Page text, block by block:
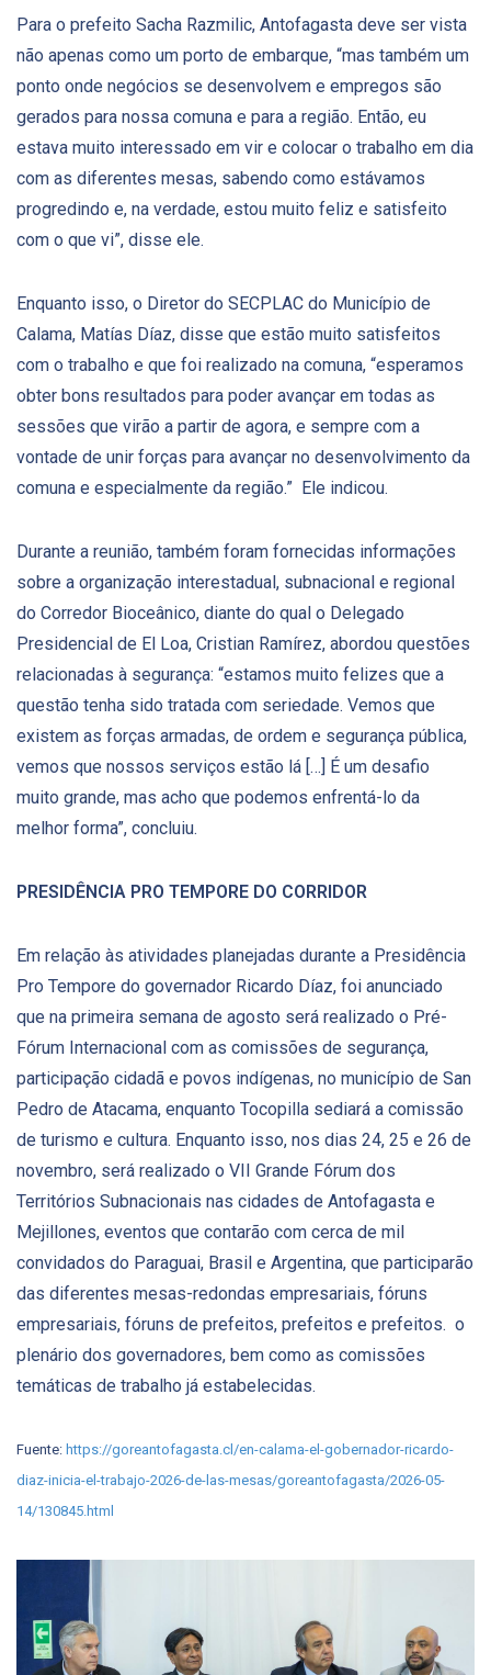
Para o prefeito Sacha Razmilic, Antofagasta deve ser vista
não apenas como um porto de embarque, “mas também um
ponto onde negócios se desenvolvem e empregos são
gerados para nossa comuna e para a região. Então, eu
estava muito interessado em vir e colocar o trabalho em dia
com as diferentes mesas, sabendo como estávamos
progredindo e, na verdade, estou muito feliz e satisfeito
com o que vi”, disse ele.
Enquanto isso, o Diretor do SECPLAC do Município de
Calama, Matías Díaz, disse que estão muito satisfeitos
com o trabalho e que foi realizado na comuna, “esperamos
obter bons resultados para poder avançar em todas as
sessões que virão a partir de agora, e sempre com a
vontade de unir forças para avançar no desenvolvimento da
comuna e especialmente da região.” Ele indicou.
Durante a reunião, também foram fornecidas informações
sobre a organização interestadual, subnacional e regional
do Corredor Bioceânico, diante do qual o Delegado
Presidencial de El Loa, Cristian Ramírez, abordou questões
relacionadas à segurança: “estamos muito felizes que a
questão tenha sido tratada com seriedade. Vemos que
existem as forças armadas, de ordem e segurança pública,
vemos que nossos serviços estão lá […] É um desafio
muito grande, mas acho que podemos enfrentá-lo da
melhor forma”, concluiu.
PRESIDÊNCIA PRO TEMPORE DO CORRIDOR
Em relação às atividades planejadas durante a Presidência
Pro Tempore do governador Ricardo Díaz, foi anunciado
que na primeira semana de agosto será realizado o Pré-
Fórum Internacional com as comissões de segurança,
participação cidadã e povos indígenas, no município de San
Pedro de Atacama, enquanto Tocopilla sediará a comissão
de turismo e cultura. Enquanto isso, nos dias 24, 25 e 26 de
novembro, será realizado o VII Grande Fórum dos
Territórios Subnacionais nas cidades de Antofagasta e
Mejillones, eventos que contarão com cerca de mil
convidados do Paraguai, Brasil e Argentina, que participarão
das diferentes mesas-redondas empresariais, fóruns
empresariais, fóruns de prefeitos, prefeitos e prefeitos. o
plenário dos governadores, bem como as comissões
temáticas de trabalho já estabelecidas.
Fuente: https://goreantofagasta.cl/en-calama-el-gobernador-ricardo-
diaz-inicia-el-trabajo-2026-de-las-mesas/goreantofagasta/2026-05-
14/130845.html